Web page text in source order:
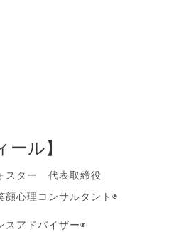
ール】
スター 代表取締役
顔心理コンサルタント◉
スアドバイザー◉